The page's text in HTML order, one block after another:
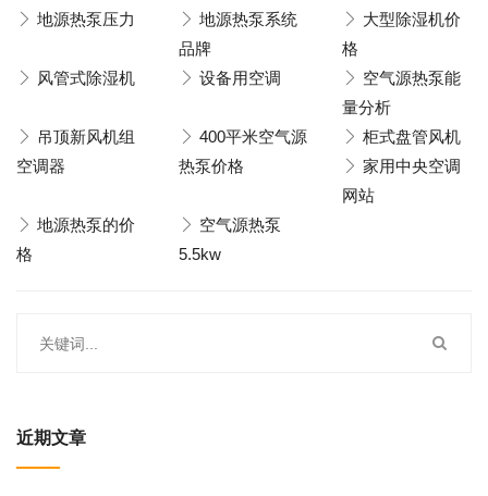
地源热泵压力
地源热泵系统
品牌
大型除湿机价
格
风管式除湿机
设备用空调
空气源热泵能
量分析
吊顶新风机组
空调器
400平米空气源
热泵价格
柜式盘管风机
家用中央空调
网站
地源热泵的价
格
空气源热泵
5.5kw
近期文章